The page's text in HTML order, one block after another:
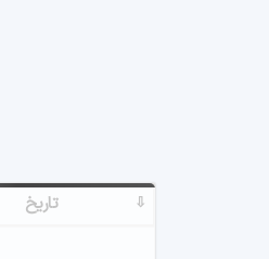
تاریخ